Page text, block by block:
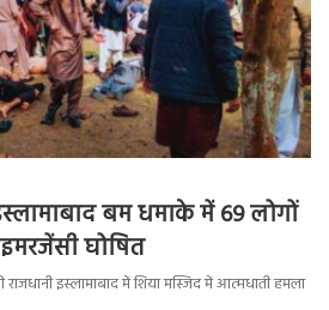
बम धमाके में 69 लोगों
घोषित
इस्लामाबाद में शिया मस्जिद में आत्मधाती हमला